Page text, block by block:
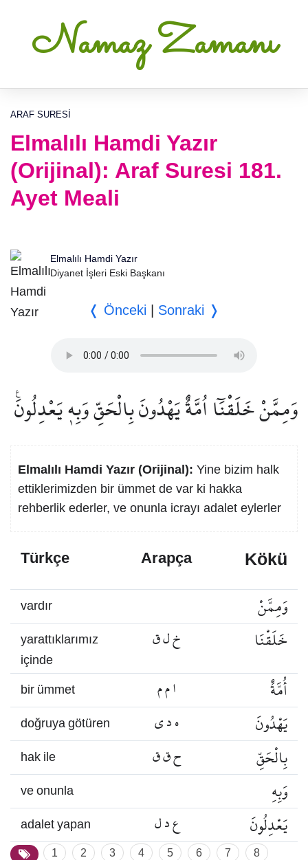
Namaz Zamanı
ARAF SURESI
Elmalılı Hamdi Yazır
(Orijinal): Araf Suresi 181.
Ayet Meali
Elmalılı Hamdi Yazır
Diyanet İşleri Eski Başkanı
❬ Önceki Sonraki ❭
وَمِمَّنْ خَلَقْنَٓا اُمَّةٌ يَهْدُونَ بِالْحَقِّ وَبِه۪ يَعْدِلُونَ۟
Elmalılı Hamdi Yazır (Orijinal): Yine bizim halk
ettiklerimizden bir ümmet de var ki hakka
rehberlik ederler, ve onunla icrayı adalet eylerler
Türkçe Arapça Kökü
vardır وَمِمَّنْ
yarattıklarımız
içinde
خ ل ق خَلَقْنَا
bir ümmet ا م م أُمَّةٌ
doğruya götüren ه د ي يَهْدُونَ
hak ile ح ق ق بِالْحَقِّ
ve onunla وَبِهِ
adalet yapan ع د ل يَعْدِلُونَ
1 2 3 4 5 6 7
8